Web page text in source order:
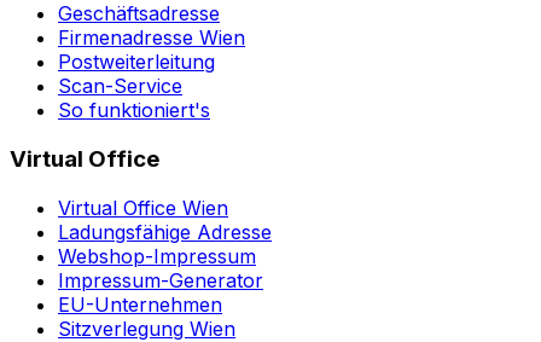
Geschäftsadresse
Firmenadresse Wien
Postweiterleitung
Scan-Service
So funktioniert's
Virtual Office
Virtual Office Wien
Ladungsfähige Adresse
Webshop-Impressum
Impressum-Generator
EU-Unternehmen
Sitzverlegung Wien